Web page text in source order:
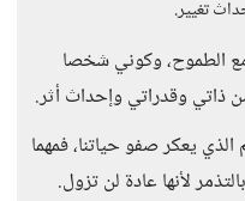
تغيير.
مع الطموح، وكوني شخصا
ذاتي وقدراتي وإحداث أثر.
يعكر صفو حياتنا، فمهما
لأنها عادة لن تزول.